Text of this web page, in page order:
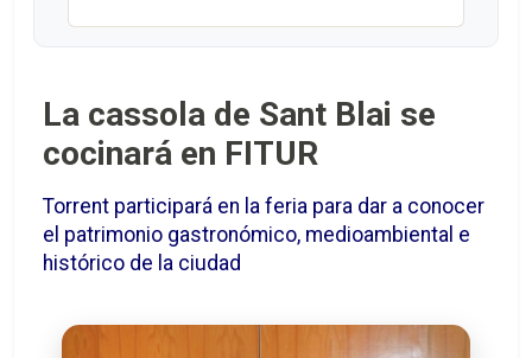
La cassola de Sant Blai se
cocinará en FITUR
Torrent participará en la feria para dar a conocer
el patrimonio gastronómico, medioambiental e
histórico de la ciudad